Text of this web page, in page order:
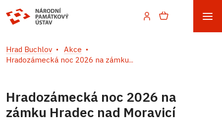
Hrad Buchlov
Akce
Hradozámecká noc 2026 na zámku...
Hradozámecká noc 2026 na
zámku Hradec nad Moravicí